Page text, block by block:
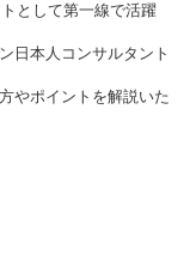
として第一線で活躍
日本人コンサルタント
やポイントを解説いた